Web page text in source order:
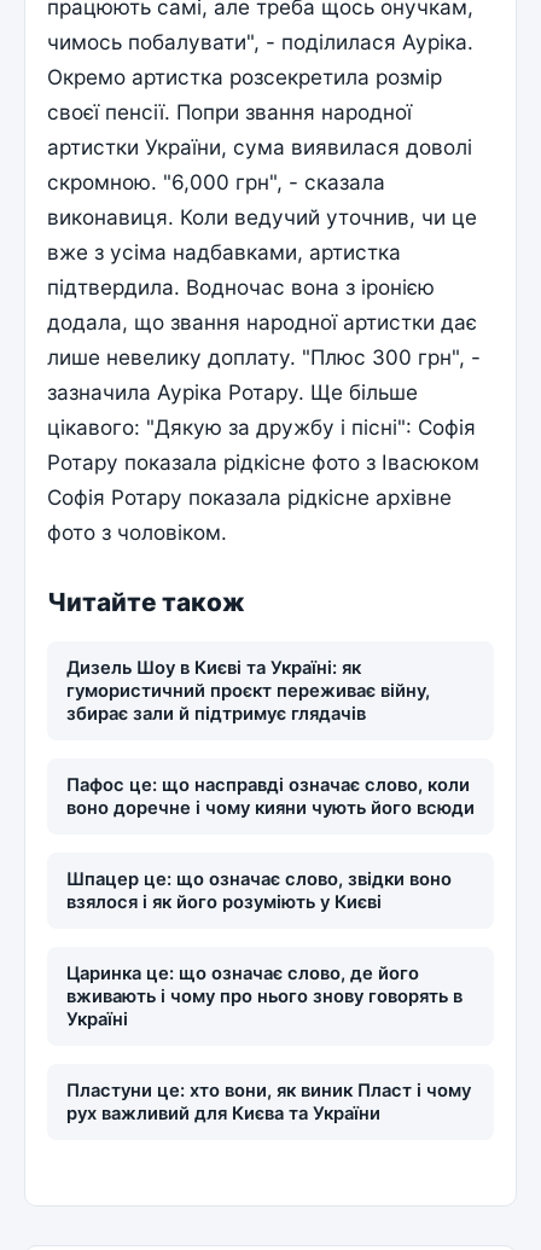
працюють самі, але треба щось онучкам,
чимось побалувати", - поділилася Ауріка.
Окремо артистка розсекретила розмір
своєї пенсії. Попри звання народної
артистки України, сума виявилася доволі
скромною. "6,000 грн", - сказала
виконавиця. Коли ведучий уточнив, чи це
вже з усіма надбавками, артистка
підтвердила. Водночас вона з іронією
додала, що звання народної артистки дає
лише невелику доплату. "Плюс 300 грн", -
зазначила Ауріка Ротару. Ще більше
цікавого: "Дякую за дружбу і пісні": Софія
Ротару показала рідкісне фото з Івасюком
Софія Ротару показала рідкісне архівне
фото з чоловіком.
Читайте також
Дизель Шоу в Києві та Україні: як
гумористичний проєкт переживає війну,
збирає зали й підтримує глядачів
Пафос це: що насправді означає слово, коли
воно доречне і чому кияни чують його всюди
Шпацер це: що означає слово, звідки воно
взялося і як його розуміють у Києві
Царинка це: що означає слово, де його
вживають і чому про нього знову говорять в
Україні
Пластуни це: хто вони, як виник Пласт і чому
рух важливий для Києва та України